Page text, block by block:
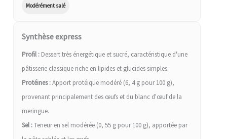
Modérément salé
Synthèse express
Profil : Dessert très énergétique et sucré, caractéristique d'une
pâtisserie classique riche en lipides et glucides simples.
Protéines :Apport protéique modéré (6, 4 g pour 100 g),
provenant principalement des œufs et du blanc d'œuf de la
meringue.
Sel :Teneur en sel modérée (0, 55 g pour 100 g), apportée par